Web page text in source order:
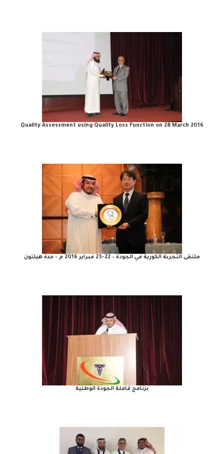
Quality Assessment using Quality Loss Function on 28 March 2016
ملتقى التجربة الكورية في الجودة – 22-23 فبراير 2016 م – جدة هيلتون
برنامج قافلة الجودة الوطنية